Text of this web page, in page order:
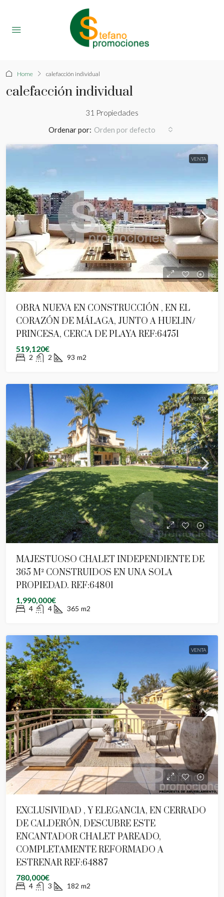
Home calefacción individual
calefacción individual
31 Propiedades
Ordenar por: Orden por defecto
VENTA
OBRA NUEVA EN CONSTRUCCIÓN , EN EL
CORAZÓN DE MÁLAGA, JUNTO A HUELIN/
PRINCESA, CERCA DE PLAYA REF:64751
519,120€
2 2 93 m2
VENTA
MAJESTUOSO CHALET INDEPENDIENTE DE
365 M² CONSTRUIDOS EN UNA SOLA
PROPIEDAD. REF:64801
1,990,000€
4 4 365 m2
VENTA
EXCLUSIVIDAD , Y ELEGANCIA, EN CERRADO
DE CALDERÓN, DESCUBRE ESTE
ENCANTADOR CHALET PAREADO,
COMPLETAMENTE REFORMADO A
ESTRENAR REF:64887
780,000€
4 3 182 m2